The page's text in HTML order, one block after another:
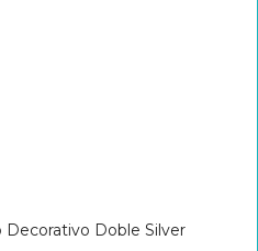
Decorativo Doble Silver